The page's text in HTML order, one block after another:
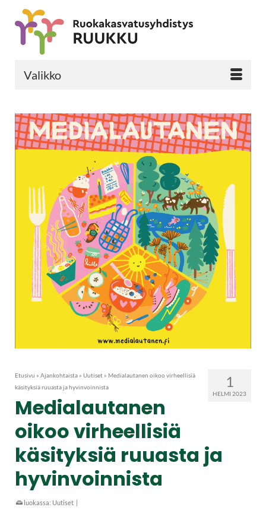
Valikko
1
HELMI 2023
Etusivu » Ajankohtaista » Uutiset » Medialautanen oikoo virheellisiä
käsityksiä ruuasta ja hyvinvoinnista
Medialautanen
oikoo virheellisiä
käsityksiä ruuasta ja
hyvinvoinnista
luokassa: Uutiset